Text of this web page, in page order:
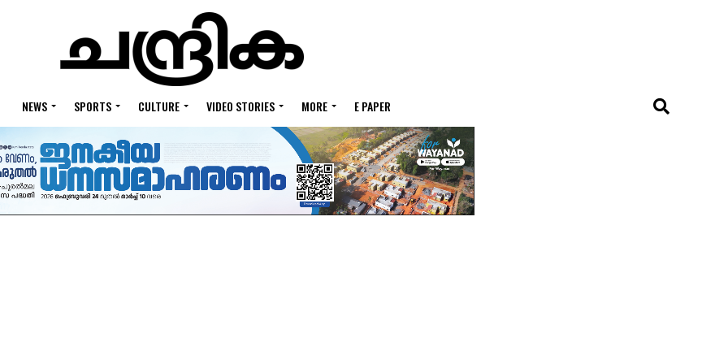
NEWS SPORTS CULTURE VIDEO STORIES MORE E PAPER